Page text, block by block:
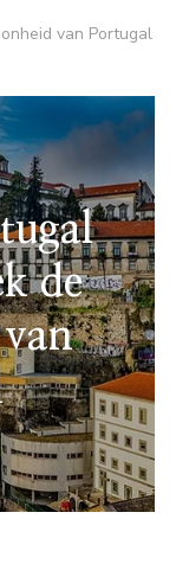
van Portugal
de